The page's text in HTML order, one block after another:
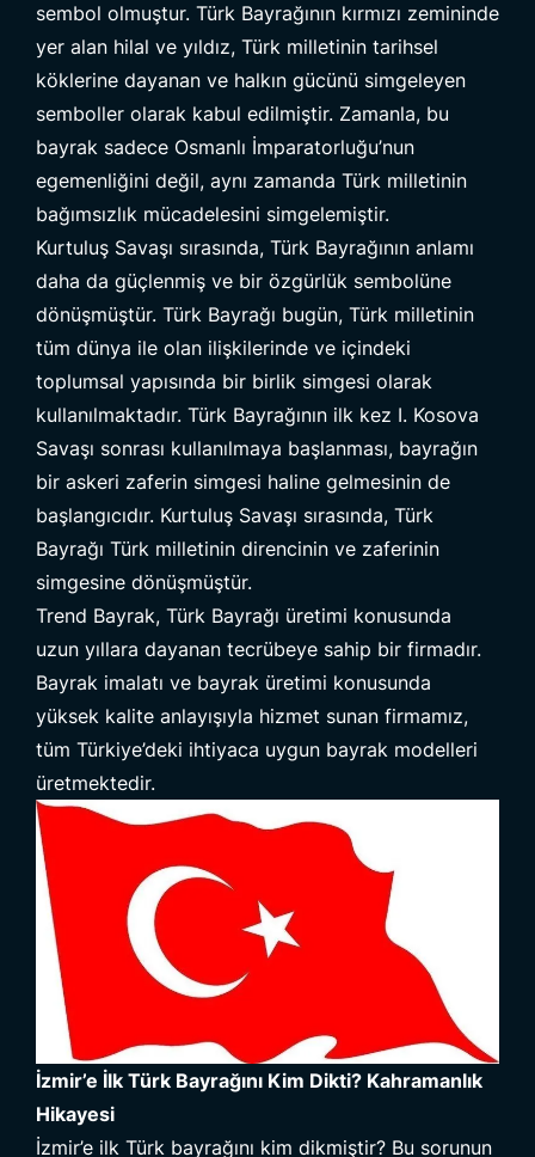
sembol olmuştur. Türk Bayrağının kırmızı zemininde
yer alan hilal ve yıldız, Türk milletinin tarihsel
köklerine dayanan ve halkın gücünü simgeleyen
semboller olarak kabul edilmiştir. Zamanla, bu
bayrak sadece Osmanlı İmparatorluğu’nun
egemenliğini değil, aynı zamanda Türk milletinin
bağımsızlık mücadelesini simgelemiştir.
Kurtuluş Savaşı sırasında, Türk Bayrağının anlamı
daha da güçlenmiş ve bir özgürlük sembolüne
dönüşmüştür. Türk Bayrağı bugün, Türk milletinin
tüm dünya ile olan ilişkilerinde ve içindeki
toplumsal yapısında bir birlik simgesi olarak
kullanılmaktadır. Türk Bayrağının ilk kez I. Kosova
Savaşı sonrası kullanılmaya başlanması, bayrağın
bir askeri zaferin simgesi haline gelmesinin de
başlangıcıdır. Kurtuluş Savaşı sırasında, Türk
Bayrağı Türk milletinin direncinin ve zaferinin
simgesine dönüşmüştür.
Trend Bayrak, Türk Bayrağı üretimi konusunda
uzun yıllara dayanan tecrübeye sahip bir firmadır.
Bayrak imalatı ve bayrak üretimi konusunda
yüksek kalite anlayışıyla hizmet sunan firmamız,
tüm Türkiye’deki ihtiyaca uygun bayrak modelleri
üretmektedir.
İzmir’e İlk Türk Bayrağını Kim Dikti? Kahramanlık
Hikayesi
İzmir’e ilk Türk bayrağını kim dikmiştir? Bu sorunun